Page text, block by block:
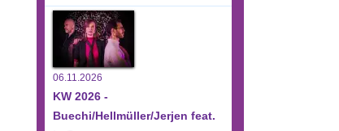
06.11.2026
KW 2026 -
Buechi/Hellmüller/Jerjen feat.